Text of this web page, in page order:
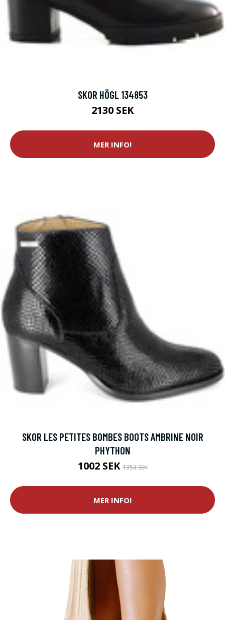
SKOR HÖGL 134853
2130 SEK
MER INFO!
SKOR LES PETITES BOMBES BOOTS AMBRINE NOIR
PHYTHON
1002 SEK1353 SEK
MER INFO!